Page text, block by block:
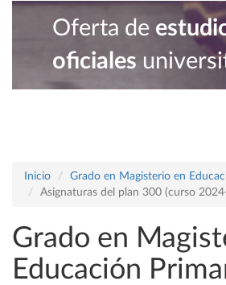
Oferta de
oficiales
Inicio
Grado en Magisterio en
Asignaturas del plan 300 (curso
Grado en
Educación